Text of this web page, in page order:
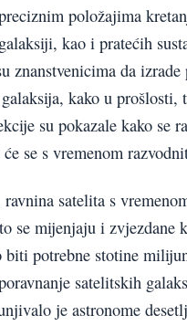
položajima
kao i pratećih
znanstvenicima da
kako u prošlosti,
su pokazale kako se
se s vremenom
satelita s
se mijenjaju i zvjezdane
biti potrebne stotine
satelitskih
je astronome